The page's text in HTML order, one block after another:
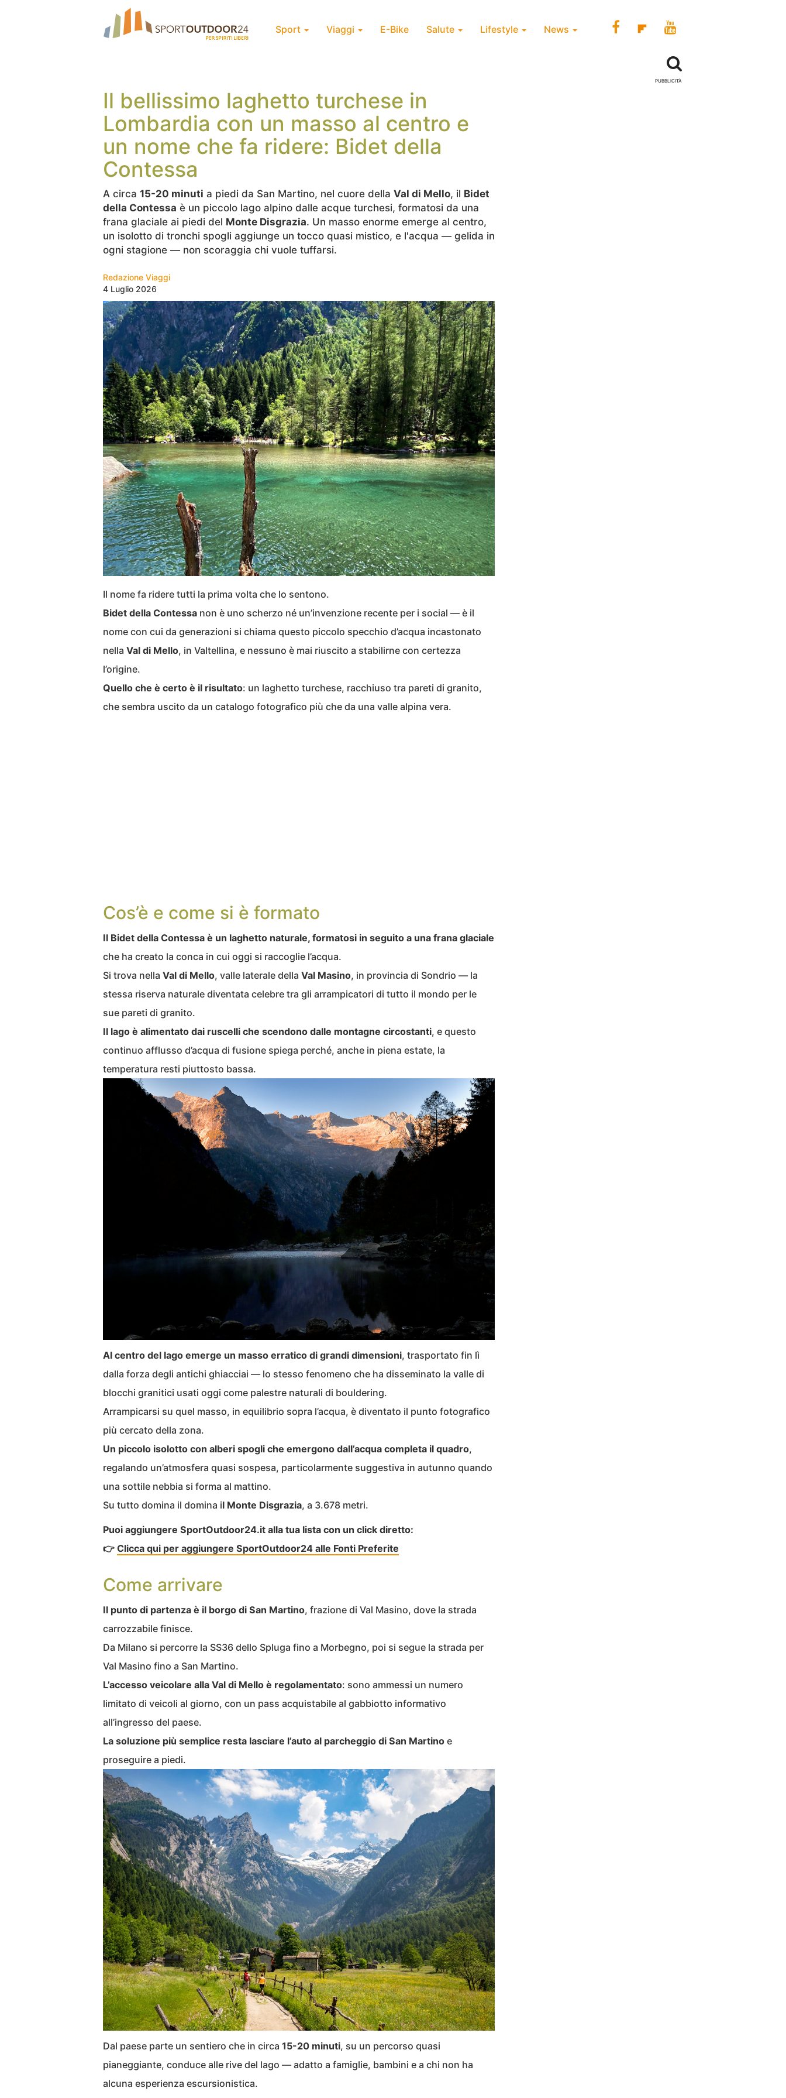
Sport Viaggi E-Bike Salute Lifestyle News
Il bellissimo laghetto turchese in
Lombardia con un masso al centro e
un nome che fa ridere: Bidet della
Contessa
A circa 15-20 minuti a piedi da San Martino, nel cuore della Val di Mello, il Bidet
della Contessa è un piccolo lago alpino dalle acque turchesi, formatosi da una
frana glaciale ai piedi del Monte Disgrazia. Un masso enorme emerge al centro,
un isolotto di tronchi spogli aggiunge un tocco quasi mistico, e l'acqua — gelida in
ogni stagione — non scoraggia chi vuole tuffarsi.
Redazione Viaggi
4 Luglio 2026
Il nome fa ridere tutti la prima volta che lo sentono.
Bidet della Contessa non è uno scherzo né un’invenzione recente per i social — è il
nome con cui da generazioni si chiama questo piccolo specchio d’acqua incastonato
nella Val di Mello, in Valtellina, e nessuno è mai riuscito a stabilirne con certezza
l’origine.
Quello che è certo è il risultato: un laghetto turchese, racchiuso tra pareti di granito,
che sembra uscito da un catalogo fotografico più che da una valle alpina vera.
Cos’è e come si è formato
Il Bidet della Contessa è un laghetto naturale, formatosi in seguito a una frana glaciale
che ha creato la conca in cui oggi si raccoglie l’acqua.
Si trova nella Val di Mello, valle laterale della Val Masino, in provincia di Sondrio — la
stessa riserva naturale diventata celebre tra gli arrampicatori di tutto il mondo per le
sue pareti di granito.
Il lago è alimentato dai ruscelli che scendono dalle montagne circostanti, e questo
continuo afflusso d’acqua di fusione spiega perché, anche in piena estate, la
temperatura resti piuttosto bassa.
Al centro del lago emerge un masso erratico di grandi dimensioni, trasportato fin lì
dalla forza degli antichi ghiacciai — lo stesso fenomeno che ha disseminato la valle di
blocchi granitici usati oggi come palestre naturali di bouldering.
Arrampicarsi su quel masso, in equilibrio sopra l’acqua, è diventato il punto fotografico
più cercato della zona.
Un piccolo isolotto con alberi spogli che emergono dall’acqua completa il quadro,
regalando un’atmosfera quasi sospesa, particolarmente suggestiva in autunno quando
una sottile nebbia si forma al mattino.
Su tutto domina il domina il Monte Disgrazia, a 3.678 metri.
Puoi aggiungere SportOutdoor24.it alla tua lista con un click diretto:
👉 Clicca qui per aggiungere SportOutdoor24 alle Fonti Preferite
Come arrivare
Il punto di partenza è il borgo di San Martino, frazione di Val Masino, dove la strada
carrozzabile finisce.
Da Milano si percorre la SS36 dello Spluga fino a Morbegno, poi si segue la strada per
Val Masino fino a San Martino.
L’accesso veicolare alla Val di Mello è regolamentato: sono ammessi un numero
limitato di veicoli al giorno, con un pass acquistabile al gabbiotto informativo
all’ingresso del paese.
La soluzione più semplice resta lasciare l’auto al parcheggio di San Martino e
proseguire a piedi.
Dal paese parte un sentiero che in circa 15-20 minuti, su un percorso quasi
pianeggiante, conduce alle rive del lago — adatto a famiglie, bambini e a chi non ha
alcuna esperienza escursionistica.
PUBBLICITÀ